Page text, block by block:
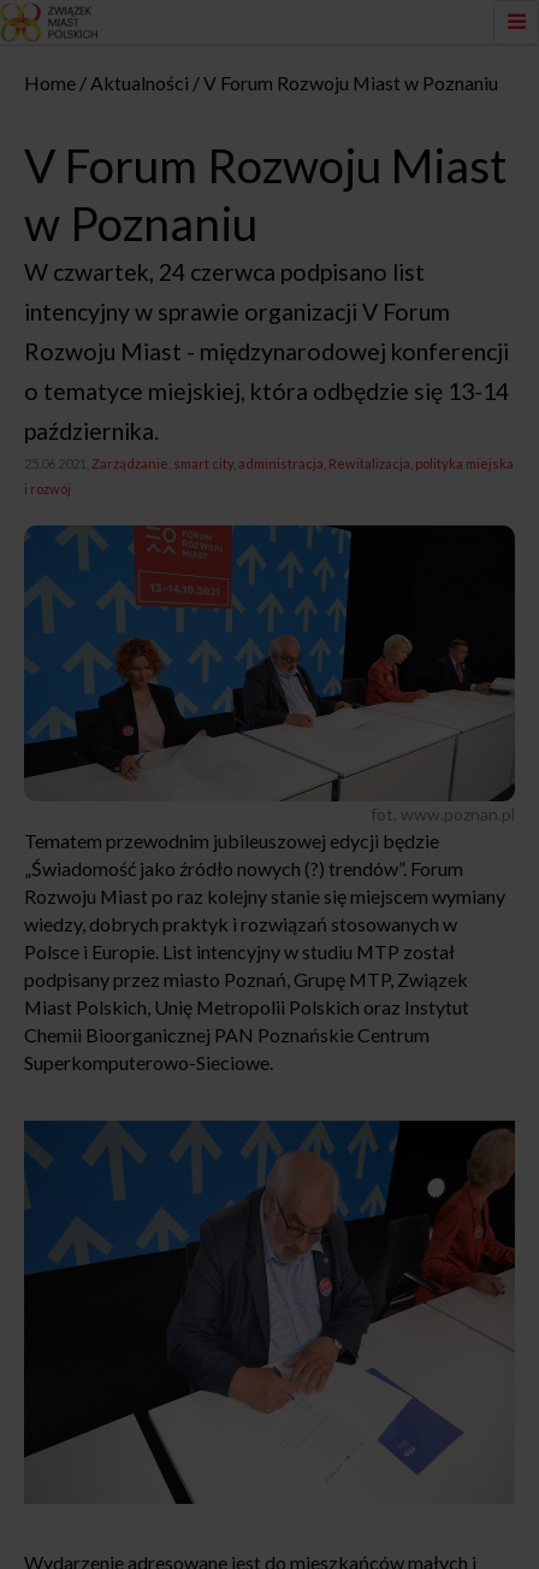
Home Aktualności V Forum Rozwoju Miast w Poznaniu
V Forum Rozwoju Miast
w Poznaniu
W czwartek, 24 czerwca podpisano list
intencyjny w sprawie organizacji V Forum
Rozwoju Miast - międzynarodowej konferencji
o tematyce miejskiej, która odbędzie się 13-14
października.
25.06.2021, Zarządzanie, smart city, administracja Rewitalizacja, polityka miejska
i rozwój
fot. www.poznan.pl
Tematem przewodnim jubileuszowej edycji będzie
„Świadomość jako źródło nowych (?) trendów”. Forum
Rozwoju Miast po raz kolejny stanie się miejscem wymiany
wiedzy, dobrych praktyk i rozwiązań stosowanych w
Polsce i Europie. List intencyjny w studiu MTP został
podpisany przez miasto Poznań, Grupę MTP, Związek
Miast Polskich, Unię Metropolii Polskich oraz Instytut
Chemii Bioorganicznej PAN Poznańskie Centrum
Superkomputerowo-Sieciowe.
Wydarzenie adresowane jest do mieszkańców małych i